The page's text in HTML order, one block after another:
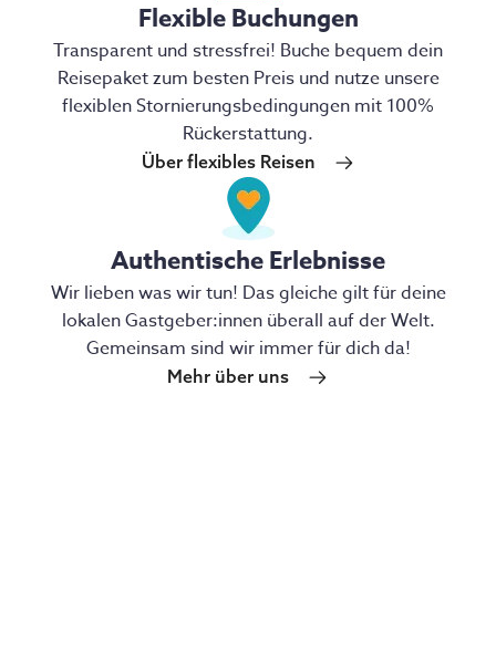
Flexible Buchungen
Transparent und stressfrei! Buche bequem dein
Reisepaket zum besten Preis und nutze unsere
flexiblen Stornierungsbedingungen mit 100%
Rückerstattung.
Über flexibles Reisen
Authentische Erlebnisse
Wir lieben was wir tun! Das gleiche gilt für deine
lokalen Gastgeber:innen überall auf der Welt.
Gemeinsam sind wir immer für dich da!
Mehr über uns